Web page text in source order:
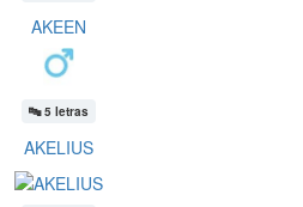
AKEEN
🔤5 letras
AKELIUS